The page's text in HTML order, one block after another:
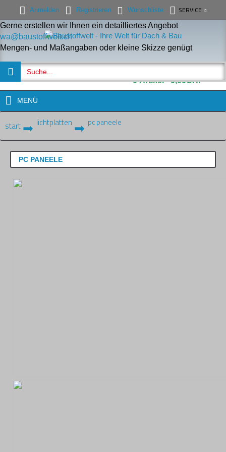
Anmelden Registrieren Wunschliste SERVICE
Gerne erstellen wir Ihnen ein detailliertes Angebot
wa@baustoffwelt.ch
Mengen- und Maßangaben oder kleine Skizze genügt
0 Artikel - 0,00CHF
MENÜ
start lichtplatten pc paneele
PC PANEELE